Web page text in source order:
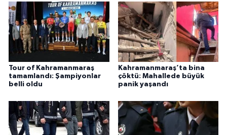
Tour of Kahramanmaraş
tamamlandı: Şampiyonlar
belli oldu
Kahramanmaraş’ta bina
çöktü: Mahallede büyük
panik yaşandı